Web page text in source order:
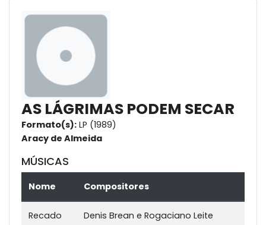
AS LÁGRIMAS PODEM SECAR
Formato(s): LP (1989)
Aracy de Almeida
MÚSICAS
Nome Compositores
Recado Denis Brean e Rogaciano Leite